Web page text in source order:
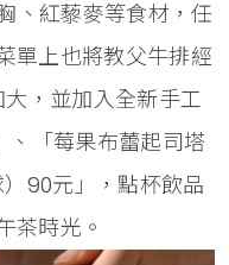
、紅藜麥等食材，任
單上也將教父牛排經
，並加入全新手工
「莓果布蕾起司塔
90元」，點杯飲品
茶時光。